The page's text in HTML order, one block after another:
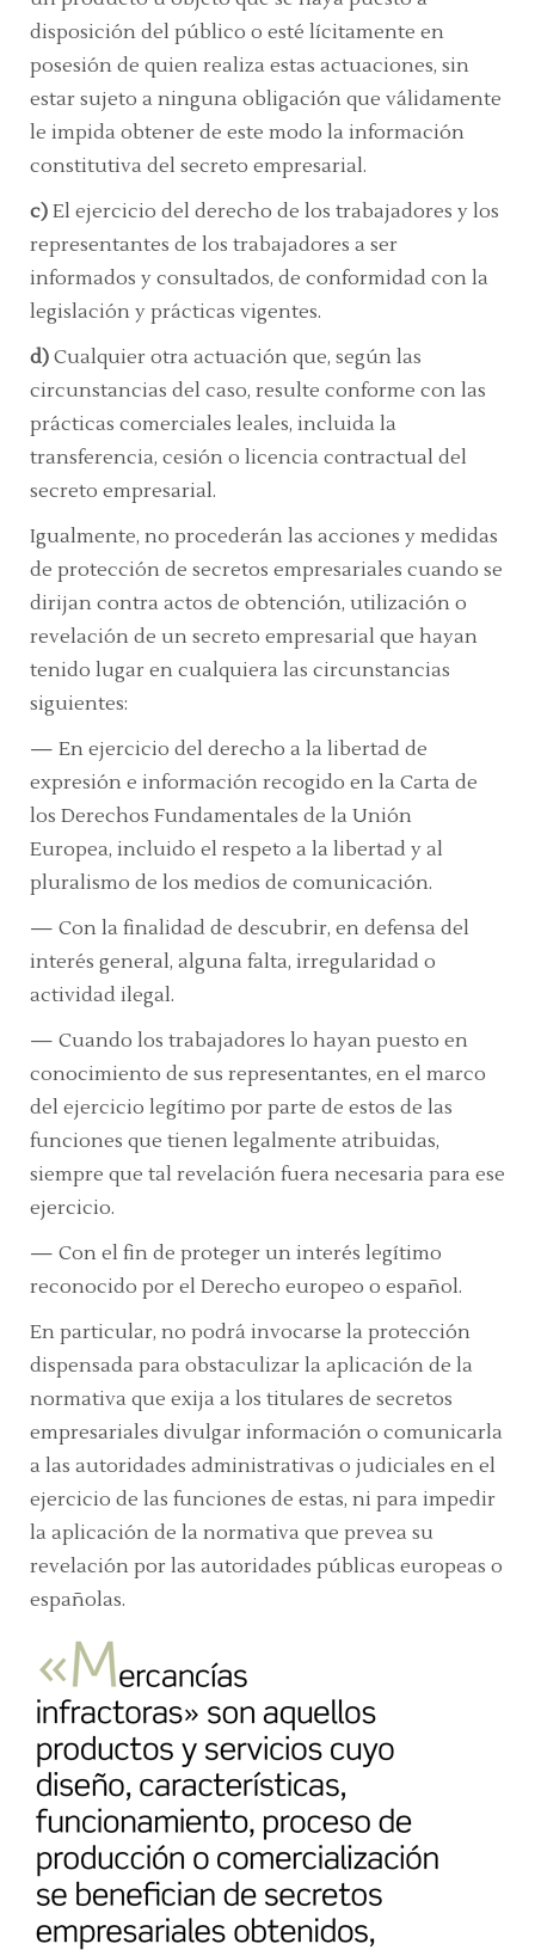
disposición del público o esté lícitamente en
posesión de quien realiza estas actuaciones, sin
estar sujeto a ninguna obligación que válidamente
le impida obtener de este modo la información
constitutiva del secreto empresarial.
c) El ejercicio del derecho de los trabajadores y los
representantes de los trabajadores a ser
informados y consultados, de conformidad con la
legislación y prácticas vigentes.
d) Cualquier otra actuación que, según las
circunstancias del caso, resulte conforme con las
prácticas comerciales leales, incluida la
transferencia, cesión o licencia contractual del
secreto empresarial.
Igualmente, no procederán las acciones y medidas
de protección de secretos empresariales cuando se
dirijan contra actos de obtención, utilización o
revelación de un secreto empresarial que hayan
tenido lugar en cualquiera las circunstancias
siguientes:
— En ejercicio del derecho a la libertad de
expresión e información recogido en la Carta de
los Derechos Fundamentales de la Unión
Europea, incluido el respeto a la libertad y al
pluralismo de los medios de comunicación.
— Con la finalidad de descubrir, en defensa del
interés general, alguna falta, irregularidad o
actividad ilegal.
— Cuando los trabajadores lo hayan puesto en
conocimiento de sus representantes, en el marco
del ejercicio legítimo por parte de estos de las
funciones que tienen legalmente atribuidas,
siempre que tal revelación fuera necesaria para ese
ejercicio.
— Con el fin de proteger un interés legítimo
reconocido por el Derecho europeo o español.
En particular, no podrá invocarse la protección
dispensada para obstaculizar la aplicación de la
normativa que exija a los titulares de secretos
empresariales divulgar información o comunicarla
a las autoridades administrativas o judiciales en el
ejercicio de las funciones de estas, ni para impedir
la aplicación de la normativa que prevea su
revelación por las autoridades públicas europeas o
españolas.